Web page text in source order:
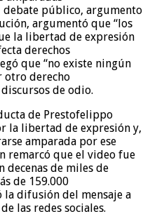
público, argumento
argumentó que “los
la libertad de expresión
derechos
que “no existe ningún
otro derecho
de odio.
de Prestofelippo
la libertad de expresión y,
amparada por ese
remarcó que el video fue
decenas de miles de
de 159.000
la difusión del mensaje a
las redes sociales.